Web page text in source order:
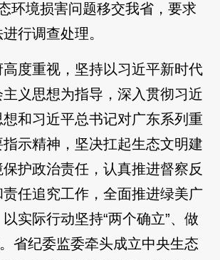
环境损害问题移交我省，要求
行调查处理。
度重视，坚持以习近平新时代
义思想为指导，深入贯彻习近
和习近平总书记对广东系列重
示精神，坚决扛起生态文明建
护政治责任，认真推进督察反
任追究工作，全面推进绿美广
实际行动坚持“两个确立”、做
省纪委监委牵头成立中央生态